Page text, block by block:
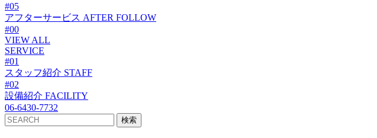
#05
アフターサービス AFTER FOLLOW
#00
VIEW ALL
SERVICE
#01
スタッフ紹介 STAFF
#02
設備紹介 FACILITY
06-6430-7732